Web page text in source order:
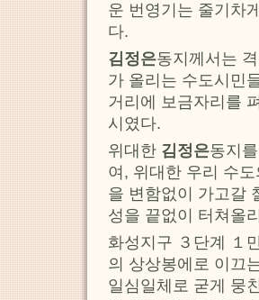
운 번영기는 줄기차
다.
김정은동지께서는
가 올리는 수도시민
거리에 보금자리를
시였다.
위대한 김정은동지
여, 위대한 우리 수
을 변함없이 가고갈
성을 끝없이 터쳐올
화성지구 ３단계 １
의 상상봉에로 이끄
일심일체로 굳게 뭉